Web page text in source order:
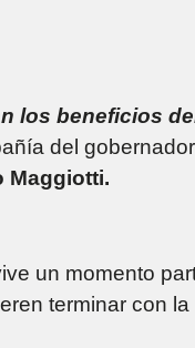
los beneficios
del
Maggiotti.
un momento
terminar con